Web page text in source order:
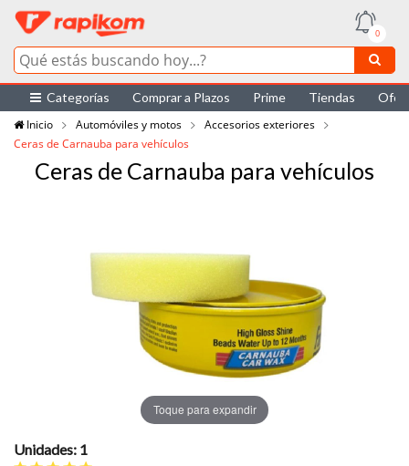
0
Categorías Comprar a Plazos Prime Tiendas
Inicio
Automóviles y motos
Accesorios exteriores
Ceras de Carnauba para vehículos
Ceras de Carnauba para vehículos
Toque para expandir
Unidades: 1